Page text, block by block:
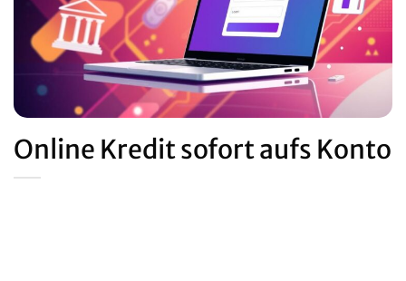
Online Kredit sofort aufs Konto